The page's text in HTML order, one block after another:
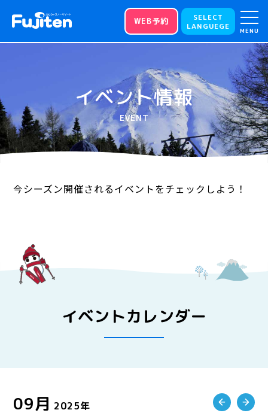
WEB予約
SELECT
LANGUEGE
MENU
イベント情報
EVENT
今シーズン開催されるイベントをチェックしよう！
イベントカレンダー
09月 2025年